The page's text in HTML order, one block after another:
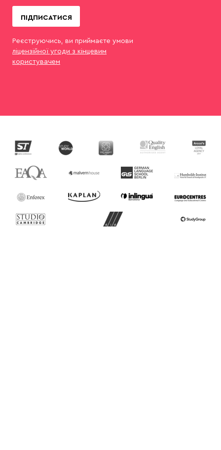
ПІДПИСАТИСЯ
Реєструючись, ви приймаєте умови
ліцензійної угоди з кінцевим
користувачем